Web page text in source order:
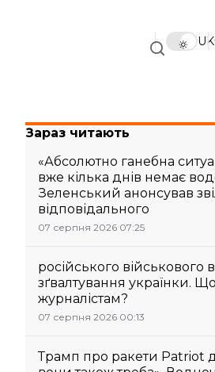
UK
Зараз читають
«Абсолютно ганебна
вже кілька днів немає
Зеленський анонсував
відповідального
07 серпня 2026 07:25
російського військового
зґвалтування українки.
журналістам?
07 серпня 2026 00:13
Трамп про ракети Patriot